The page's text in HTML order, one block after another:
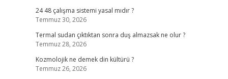
24 48 çalışma sistemi yasal mıdır ?
Temmuz 30, 2026
Termal sudan çıktıktan sonra duş almazsak ne olur ?
Temmuz 28, 2026
Kozmolojik ne demek din kültürü ?
Temmuz 26, 2026